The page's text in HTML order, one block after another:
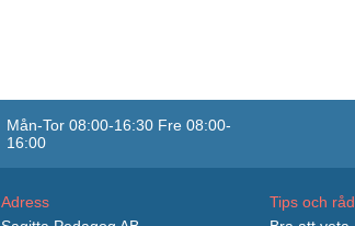
Mån-Tor 08:00-16:30 Fre 08:00-
16:00
Adress
Tips och råd